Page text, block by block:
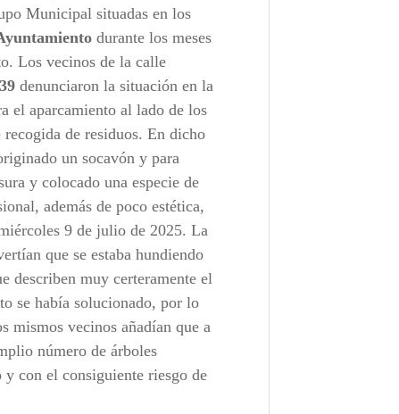
Municipal situadas en los
durante los meses
Los vecinos de la calle
denunciaron la situación en la
el aparcamiento al lado de los
recogida de residuos. En dicho
un socavón y para
y colocado una especie de
además de poco estética,
9 de julio de 2025. La
que se estaba hundiendo
describen muy certeramente el
se había solucionado, por lo
mismos vecinos añadían que a
número de árboles
y con el consiguiente riesgo de